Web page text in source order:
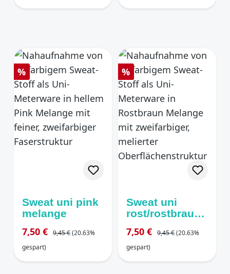
Rabatt
%
Sweat uni pink
melange
Verkaufspreis:
7,50 € Regulärer Preis:
9,45 €(20.63%
gespart)
Rabatt
%
Sweat uni
rost/rostbraun
Verkaufspreis:
7,50 € Regulärer Preis:
9,45 €(20.63%
gespart)